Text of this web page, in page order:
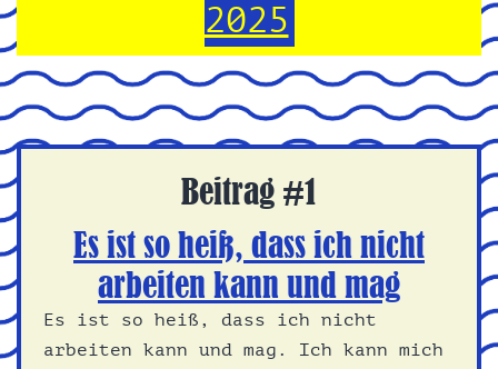
2025
Beitrag #1
Es ist so heiß, dass ich nicht
arbeiten kann und mag
Es ist so heiß, dass ich nicht
arbeiten kann und mag. Ich kann mich